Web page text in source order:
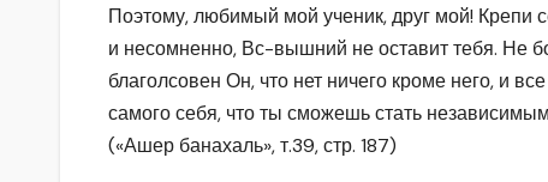
Поэтому, любимый мой ученик, друг мой!
и несомненно, Вс-вышний не оставит тебя. Не
благолсовен Он, что нет ничего кроме него, и
самого себя, что ты сможешь стать
(«Ашер банахаль», т.39, стр. 187)